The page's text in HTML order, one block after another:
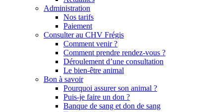
Administration
Nos tarifs
Paiement
Consulter au CHV Frégis
Comment venir ?
Comment prendre rendez-vous ?
Déroulement d’une consultation
Le bien-être animal
Bon à savoir
Pourquoi assurer son animal ?
Puis-je faire un don ?
Banque de sang et don de sang